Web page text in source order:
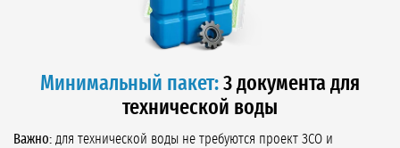
Минимальный пакет: 3 документа для
технической воды
Важно: для технической воды не требуются проект ЗСО и